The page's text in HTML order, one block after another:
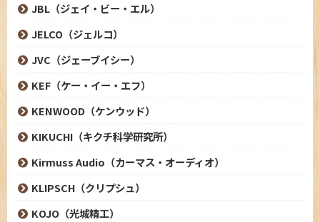
JBL（ジェイ・ビー・エル）
JELCO（ジェルコ）
JVC（ジェーブイシー）
KEF（ケー・イー・エフ）
KENWOOD（ケンウッド）
KIKUCHI（キクチ科学研究所）
Kirmuss Audio（カーマス・オーディオ）
KLIPSCH（クリプシュ）
KOJO（光城精工）